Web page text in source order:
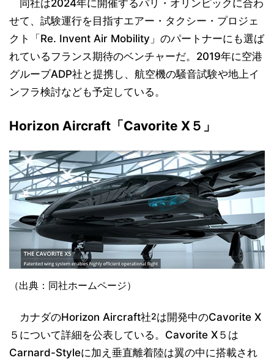
同社は2024年に開催するパリ・オリンピックに合わ
せて、試験運行を目指すエアー・タクシー・プロジェ
クト「Re. Invent Air Mobility」のパートナーにも選ば
れているフランス期待のベンチャーだ。2019年に空港
グループADP社と提携し、航空機の騒音試験や地上イ
ンフラ検討なども予定している。
Horizon Aircraft「Cavorite X５」
（出典：同社ホームページ）
カナダのHorizon Aircraft社2は開発中のCavorite X
５について詳細を公表している。Cavorite X５は
Carnard-Styleに加え垂直離着陸は翼の中に搭載され